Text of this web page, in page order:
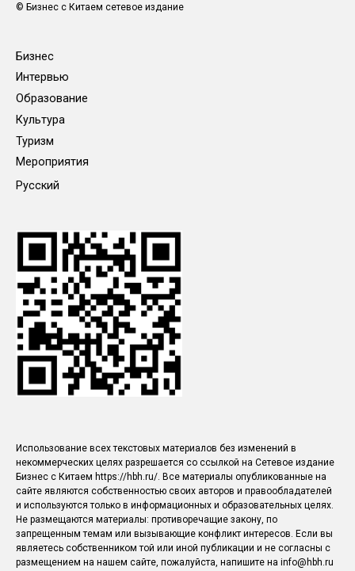
© Бизнес с Китаем сетевое издание
Бизнес
Интервью
Образование
Культура
Туризм
Мероприятия
Русский
Использование всех текстовых материалов без изменений в
некоммерческих целях разрешается со ссылкой на Сетевое издание
Бизнес с Китаем https://hbh.ru/. Все материалы опубликованные на
сайте являются собственностью своих авторов и правообладателей
и используются только в информационных и образовательных целях.
Не размещаются материалы: противоречащие закону, по
запрещенным темам или вызывающие конфликт интересов. Если вы
являетесь собственником той или иной публикации и не согласны с
размещением на нашем сайте, пожалуйста, напишите на info@hbh.ru